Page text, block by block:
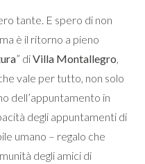
tante. E spero di non
è il ritorno a pieno
” diVilla Montallegro
vale per tutto, non solo
dell’appuntamento in
degli appuntamenti di
umano – regalo che
degli amici di